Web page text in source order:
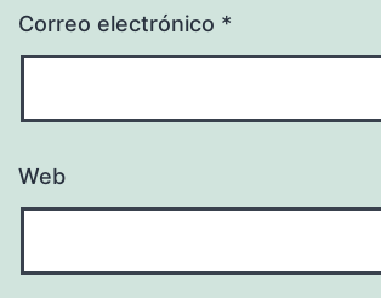
Correo electrónico *
Web